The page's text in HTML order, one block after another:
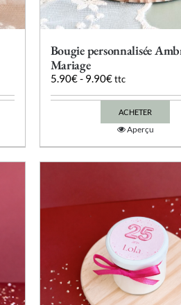
Bougie personnalisée
Mariage
5.90€- 9.90€ ttc
ACHETER
Ce
produit
a
plusieurs
options
peuvent
être
choisies
sur
la
page
du
produit
Aperçu